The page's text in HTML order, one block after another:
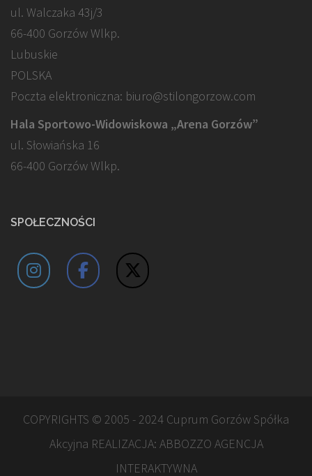
ul. Walczaka 43j/3
66-400 Gorzów Wlkp.
Lubuskie
POLSKA
Poczta elektroniczna: biuro@stilongorzow.com
Hala Sportowo-Widowiskowa „Arena Gorzów”
ul. Słowiańska 16
66-400 Gorzów Wlkp.
SPOŁECZNOŚCI
COPYRIGHTS © 2005 - 2024 Cuprum Gorzów Spółka
Akcyjna REALIZACJA: ABBOZZO AGENCJA
INTERAKTYWNA